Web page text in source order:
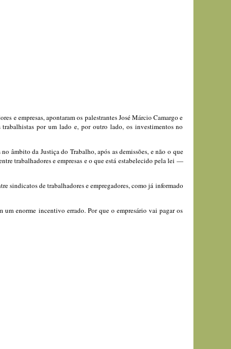
e empresas, apontaram os palestrantes José Márcio Camargo e
por um lado e, por outro lado, os investimentos no
âmbito da Justiça do Trabalho, após as demissões, e não o que
trabalhadores e empresas e o que está estabelecido pela lei —
sindicatos de trabalhadores e empregadores, como já informado
enorme incentivo errado. Por que o empresário vai pagar os